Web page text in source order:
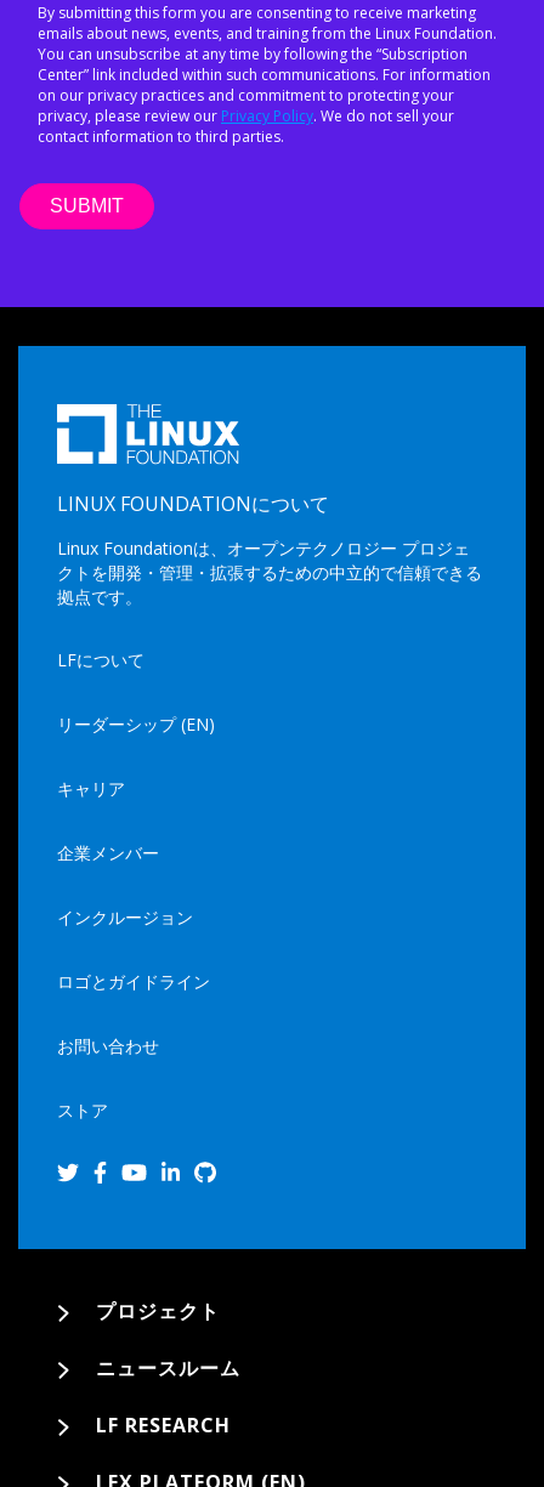
By submitting this form you are consenting to receive marketing
emails about news, events, and training from the Linux Foundation.
You can unsubscribe at any time by following the “Subscription
Center” link included within such communications. For information
on our privacy practices and commitment to protecting your
privacy, please review our Privacy Policy. We do not sell your
contact information to third parties.
LINUX FOUNDATIONについて
Linux Foundationは、オープンテクノロジー プロジェ
クトを開発・管理・拡張するための中立的で信頼できる
拠点です。
LFについて
リーダーシップ (EN)
キャリア
企業メンバー
インクルージョン
ロゴとガイドライン
お問い合わせ
ストア
プロジェクト
ニュースルーム
LF RESEARCH